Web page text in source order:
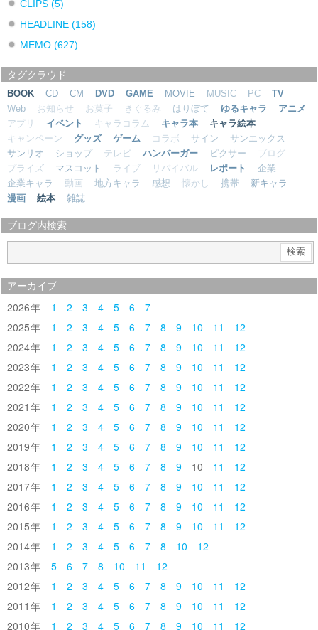
CLIPS(5)
HEADLINE(158)
MEMO(627)
タグクラウド
BOOK CD CM DVD GAME MOVIE MUSIC PC
TV
Web
お知らせ お菓子 きぐるみ はりぼて ゆるキャラ
アニメ
アプリ
イベント キャラコラム キャラ本
キャラ絵本
キャンペーン
グッズ ゲーム コラボ サイン
サンエックス
サンリオ
ショップ テレビ ハンバーガー ピクサー
ブログ
プライズ
マスコット ライブ リバイバル レポート
企業
企業キャラ
動画 地方キャラ 感想 懐かし 携帯
新キャラ
漫画
絵本 雑誌
ブログ内検索
アーカイブ
2026 1 2 3 4 5 6
7
2025
1 2 3 4 5 6 7 8 9 10 11
12
2024
1 2 3 4 5 6 7 8 9 10 11
12
2023
1 2 3 4 5 6 7 8 9 10 11
12
2022
1 2 3 4 5 6 7 8 9 10 11
12
2021
1 2 3 4 5 6 7 8 9 10 11
12
2020
1 2 3 4 5 6 7 8 9 10 11
12
2019
1 2 3 4 5 6 7 8 9 10 11
12
2018
1 2 3 4 5 6 7 8 9 10 11
12
2017
1 2 3 4 5 6 7 8 9 10 11
12
2016
1 2 3 4 5 6 7 8 9 10 11
12
2015
1 2 3 4 5 6 7 8 9 10 11
12
2014
1 2 3 4 5 6 7 8 10
12
2013
5 6 7 8 10 11
12
2012
1 2 3 4 5 6 7 8 9 10 11
12
2011
1 2 3 4 5 6 7 8 9 10 11
12
2010
1 2 3 4 5 6 7 8 9 10 11 12